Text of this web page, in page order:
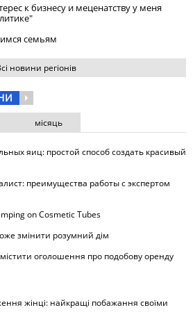
к бизнесу и меценатству у меня
семьям
новини регіонів
місяць
яиц: простой способ создать красивый
преимущества работы с экспертом
on Cosmetic Tubes
змінити розумний дім
оголошення про подобову оренду
жінці: найкращі побажання своїми